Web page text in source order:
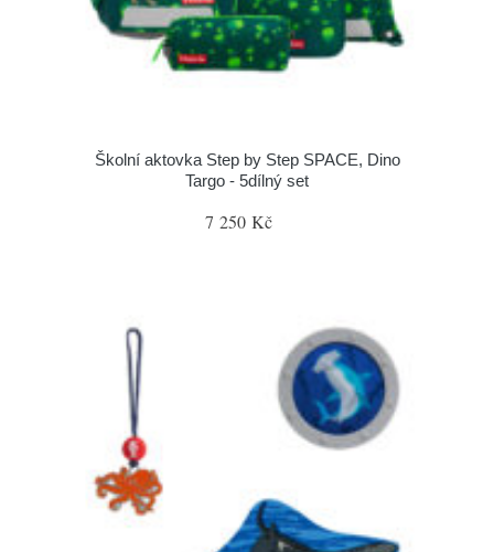
Školní aktovka Step by Step SPACE, Dino
Targo - 5dílný set
7 250 Kč